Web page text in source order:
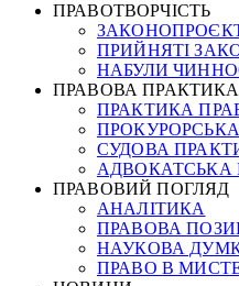
ПРАВОТВОРЧІСТЬ
ПРИЙНЯТІ
НАБУЛИ
ПРАВОВА ПРАКТИКА
ПРАКТИКА
СУДОВА
АДВОКАТСЬКА
ПРАВОВИЙ ПОГЛЯД
АНАЛІТИКА
ПРАВОВА
НАУКОВА
ПРАВО В